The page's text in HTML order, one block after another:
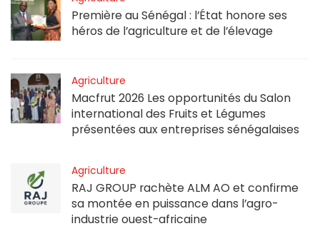
Première au Sénégal : l’État honore ses
héros de l’agriculture et de l’élevage
Agriculture
Macfrut 2026 Les opportunités du Salon
international des Fruits et Légumes
présentées aux entreprises sénégalaises
Agriculture
RAJ GROUP rachète ALM AO et confirme
sa montée en puissance dans l’agro-
industrie ouest-africaine